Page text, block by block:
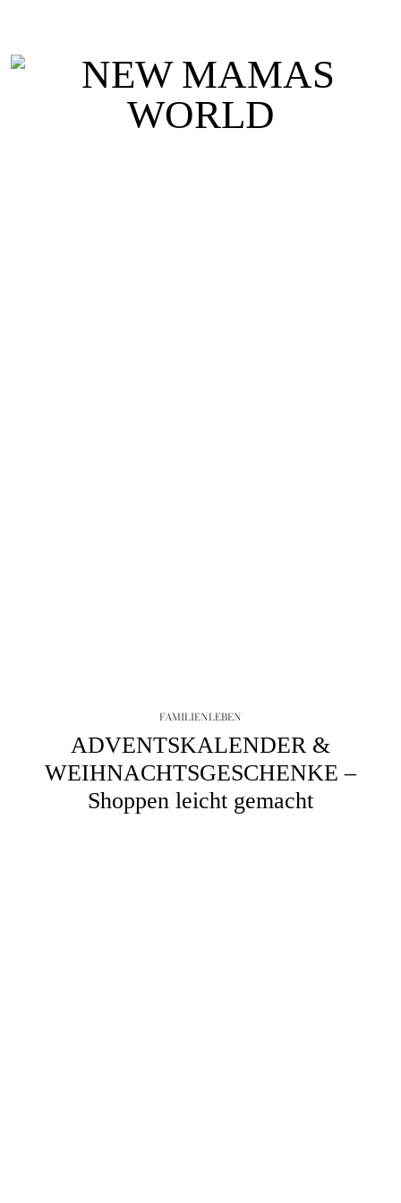
FAMILIENLEBEN
ADVENTSKALENDER &
WEIHNACHTSGESCHENKE –
Shoppen leicht gemacht